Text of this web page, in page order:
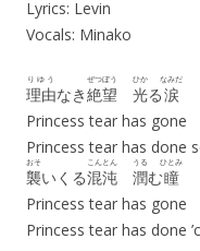
Lyrics: Levin
Vocals: Minako
理由
りゆう
なき絶望
ぜつぼう
光
ひか
る涙
なみだ
Princess tear has gone
Princess tear has done
襲
おそ
いくる混沌
こんとん
潤
うる
む瞳
ひとみ
Princess tear has gone
Princess tear has done